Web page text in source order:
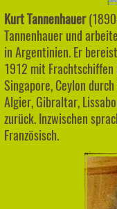
Kurt Tannenhauer
Tannenhauer und
in Argentinien. Er
1912 mit
Singapore, Ceylon
Algier, Gibraltar,
zurück. Inzwischen
Französisch.